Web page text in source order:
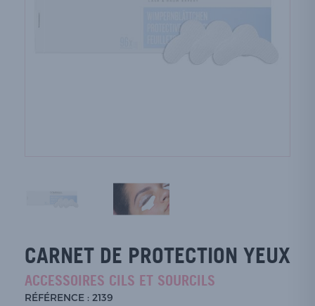
CARNET DE PROTECTION YEUX
ACCESSOIRES CILS ET SOURCILS
RÉFÉRENCE : 2139